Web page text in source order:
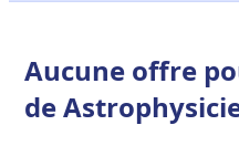
Aucune offre
de